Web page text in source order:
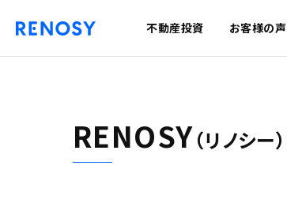
不動産投資 お客様の声
RENOSY（リノシー）